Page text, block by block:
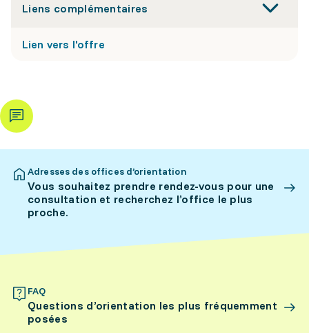
Liens complémentaires
Lien vers l'offre
Adresses des offices d’orientation
Vous souhaitez prendre rendez-vous pour une
consultation et recherchez l’office le plus
proche.
FAQ
Questions d’orientation les plus fréquemment
posées